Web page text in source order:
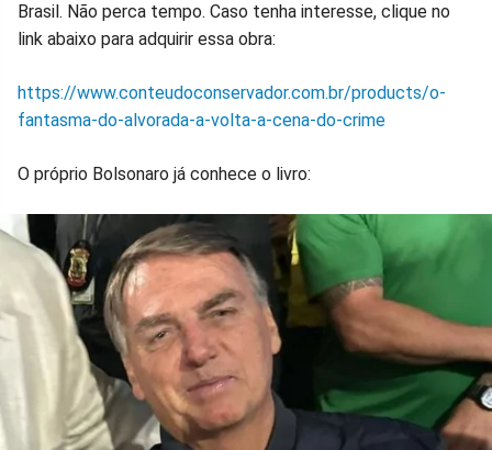
Brasil. Não perca tempo. Caso tenha interesse, clique no
link abaixo para adquirir essa obra:
https://www.conteudoconservador.com.br/products/o-
fantasma-do-alvorada-a-volta-a-cena-do-crime
O próprio Bolsonaro já conhece o livro: